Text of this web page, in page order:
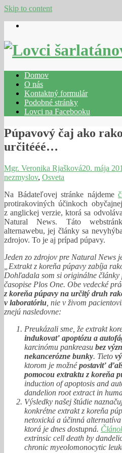
Skip to content
Domov
O nás
Kontaktný formulár
Podobné stránky
Lovci na Facebooku
Púpavový čaj ako
určitééé…
Mgr. Veronika Rjašková20. mája
nezmyslov, Osveta
Na Bádateľovej stránke nájdeme
protirakoviných účinkoch
z anglickej verzie, ktorá sa
Natural News. Táto
alternawebu, jej články sa
zdrojov. To je aj prípad púpavy.
Jeden zo zdrojov pre Natural News
„Extrakt z koreňa púpavy zabíja
Dohľadala som si originálne články
časopise Plos One. Obe vedecké
z koreňa púpavy na určitý druh
v laboratóriu , nie v živom
znejú nasledovne:
Preukázali sme, že extrakt
indukovať apoptózu a
karcinómu pankreasu bez
nekancerózne bunky. Tieto
ktorom je možnépostaviť
pomocou extraktu z koreňa
induction of apoptosis and
dandelion root extract in
Výsledky našej štúdie
konkrétne extrakt z koreňa
netoxická a účinná
ktorá je dnes dostupná.
extrinsic cell death by
chronic myeolomonocytic